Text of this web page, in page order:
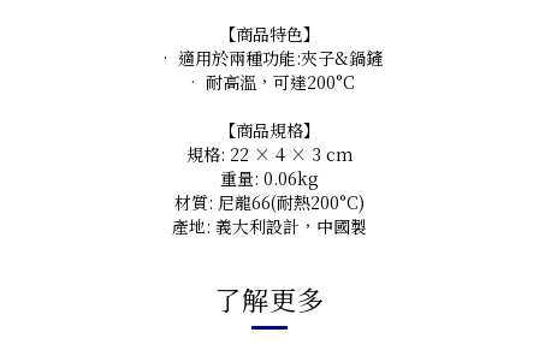
【商品特色】
• 適用於兩種功能:夾子&鍋鏟
• 耐高溫，可達200°C
【商品規格】
規格: 22 × 4 × 3 cm
重量: 0.06kg
材質: 尼龍66(耐熱200°C)
產地: 義大利設計，中國製
了解更多